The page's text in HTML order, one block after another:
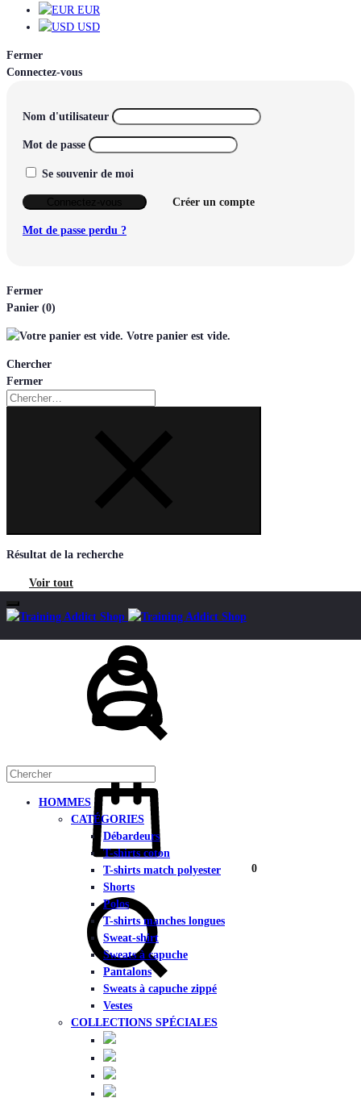
EUR
USD
Fermer
Connectez-vous
Nom d'utilisateur
Mot de passe
Se souvenir de moi
Créer un compte
Mot de passe perdu ?
Fermer
Panier (0)
Votre panier est vide.
Chercher
Fermer
Chercher
Résultat de la recherche
Voir tout
0
HOMMES
CATÉGORIES
Débardeurs
T-shirts coton
T-shirts match polyester
Shorts
Polos
T-shirts manches longues
Sweat-shirt
Sweats à capuche
Pantalons
Sweats à capuche zippé
Vestes
COLLECTIONS SPÉCIALES